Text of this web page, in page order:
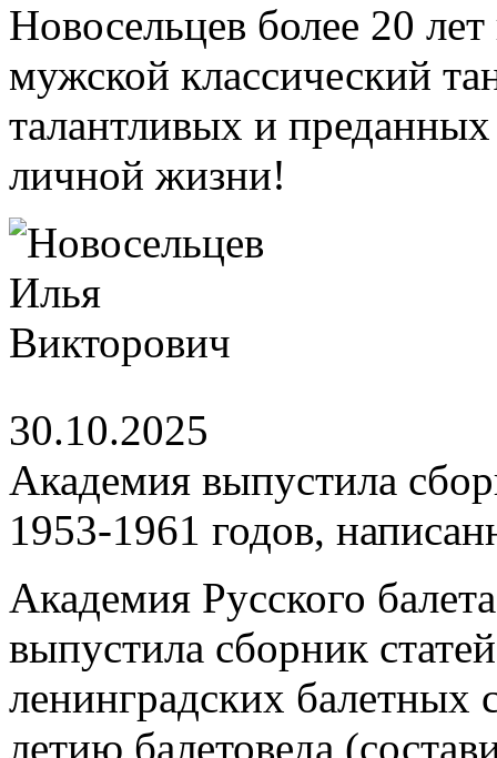
Новосельцев более 20
мужской классический
талантливых и преданных
личной жизни!
30.10.2025
Академия выпустила
1953-1961 годов,
Академия Русского
выпустила сборник
ленинградских балетных
летию балетоведа